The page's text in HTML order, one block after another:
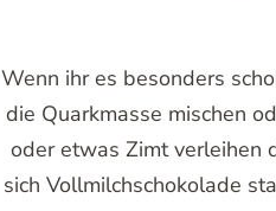
Wenn ihr es besonders
die Quarkmasse mischen
oder etwas Zimt verleihen
sich Vollmilchschokolade